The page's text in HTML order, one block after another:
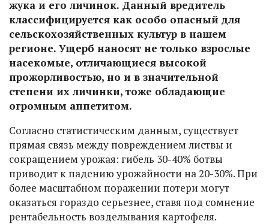
жука и его личинок. Данный вредитель
классифицируется как особо опасный для
сельскохозяйственных культур в нашем
регионе. Ущерб наносят не только взрослые
насекомые, отличающиеся высокой
прожорливостью, но и в значительной
степени их личинки, тоже обладающие
огромным аппетитом.
Согласно статистическим данным, существует
прямая связь между повреждением листвы и
сокращением урожая: гибель 30-40% ботвы
приводит к падению урожайности на 20-30%. При
более масштабном поражении потери могут
оказаться гораздо серьезнее, ставя под сомнение
рентабельность возделывания картофеля.